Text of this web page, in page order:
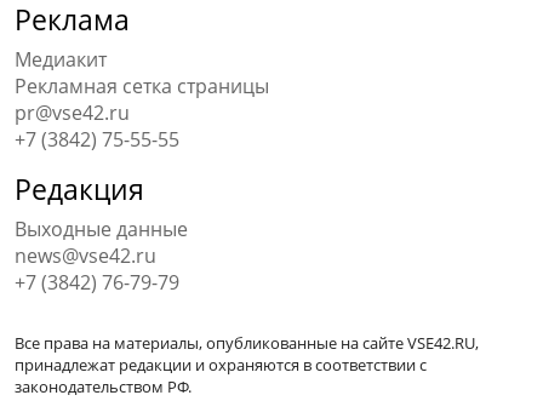
Реклама
Медиакит
Рекламная сетка страницы
pr@vse42.ru
+7 (3842) 75-55-55
Редакция
Выходные данные
news@vse42.ru
+7 (3842) 76-79-79
Все права на материалы, опубликованные на сайте VSE42.RU,
принадлежат редакции и охраняются в соответствии с
законодательством РФ.